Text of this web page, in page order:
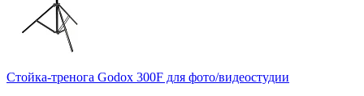
Стойка-тренога Godox 300F для фото/видеостудии